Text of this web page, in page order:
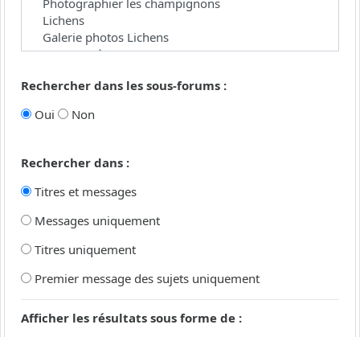
Rechercher dans les sous-forums :
Oui
Non
Rechercher dans :
Titres et messages
Messages uniquement
Titres uniquement
Premier message des sujets uniquement
Afficher les résultats sous forme de :